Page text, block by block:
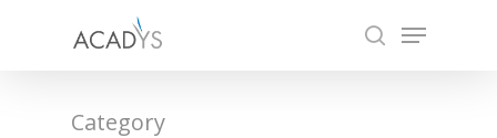
search
Menu
Category